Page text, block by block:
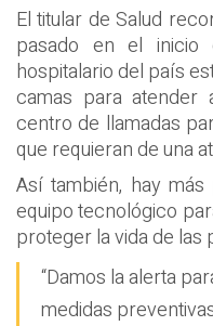
El titular de Salud
pasado en el inicio
hospitalario del país
camas para atender
centro de llamadas
que requieran de una
Así también, hay más
equipo tecnológico
proteger la vida de las
“Damos la alerta
medidas